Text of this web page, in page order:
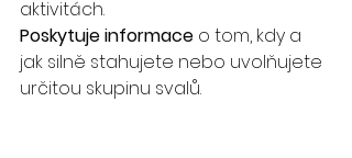
aktivitách.
Poskytuje informace o tom, kdy a
jak silně stahujete nebo uvolňujete
určitou skupinu svalů.